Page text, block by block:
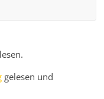
gelesen und